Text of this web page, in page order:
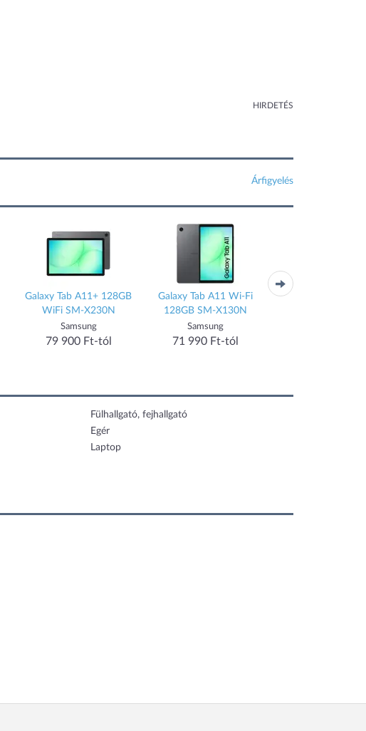
HIRDETÉS
Árfigyelés
Galaxy Tab A11+ 128GB
WiFi SM-X230N
Samsung
79 900 Ft-tól
Galaxy Tab A11 Wi-Fi
128GB SM-X130N
Samsung
71 990 Ft-tól
Galaxy Tab A11 LTE
Fülhallgató, fejhallgató
Egér
Laptop